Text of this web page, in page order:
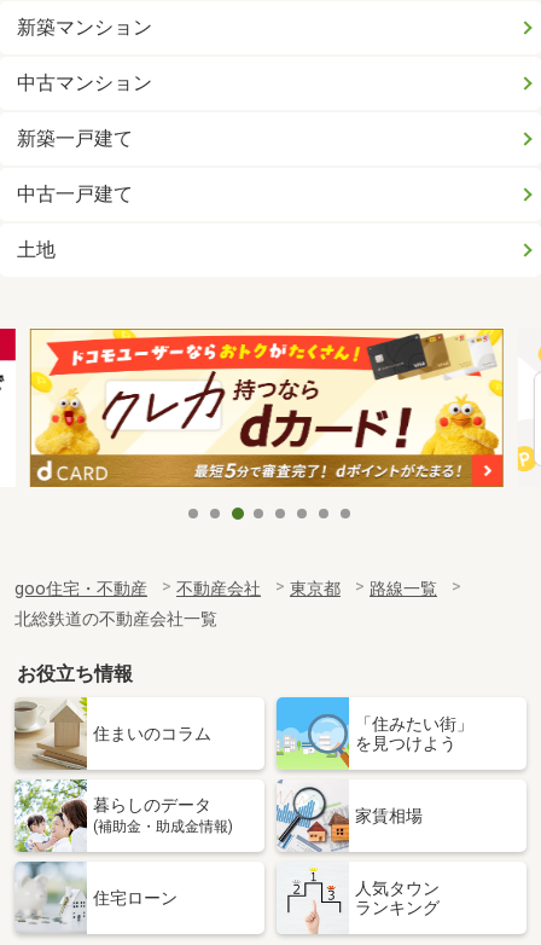
新築マンション
中古マンション
新築一戸建て
中古一戸建て
土地
goo住宅・不動産 不動産会社 東京都
路線一覧
北総鉄道の不動産会社一覧
お役立ち情報
住まいのコラム
「住みたい街」
を見つけよう
暮らしのデータ
(補助金・助成金情報)
家賃相場
住宅ローン
人気タウン
ランキング